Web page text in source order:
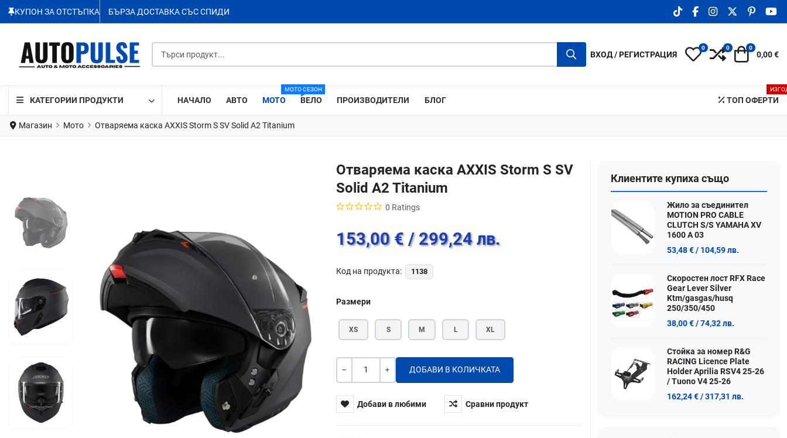
КУПОН ЗА ОТСТЪПКА БЪРЗА ДОСТАВКА СЪС СПИДИ TIKTOK SOCIAL LINK
FACEBOOK SOCIAL
INSTAGRAM
X.COM
ВХОД / РЕГИСТРАЦИЯ My Wishlist
0 Compare
0 Количка
0
0,00 €
КАТЕГОРИИ ПРОДУКТИ НАЧАЛО АВТО МОТО
МОТО СЕЗОН
ВЕЛО ПРОИЗВОДИТЕЛИ БЛОГ ТОП ОФЕРТИ
Магазин Мото Отваряема каска AXXIS Storm S SV Solid A2 Titanium
Отваряема каска AXXIS Storm S SV
Solid A2 Titanium
0 Ratings
153,00 € / 299,24 лв.
Код на продукта: 1138
Размери
XS S M L XL
Количество
Добави в любими Сравни продукт
Клиентите купиха също
Жило за съединител
MOTION PRO CABLE
CLUTCH S/S YAMAHA XV
1600 A 03
53,48 €/ 104,59 лв.
Скоростен лост RFX Race
Gear Lever Silver
Ktm/gasgas/husq
250/350/450
38,00 €/ 74,32 лв.
Стойка за номер R&G
RACING Licence Plate
Holder Aprilia RSV4 25-26
/ Tuono V4 25-26
162,24 €/ 317,31 лв.